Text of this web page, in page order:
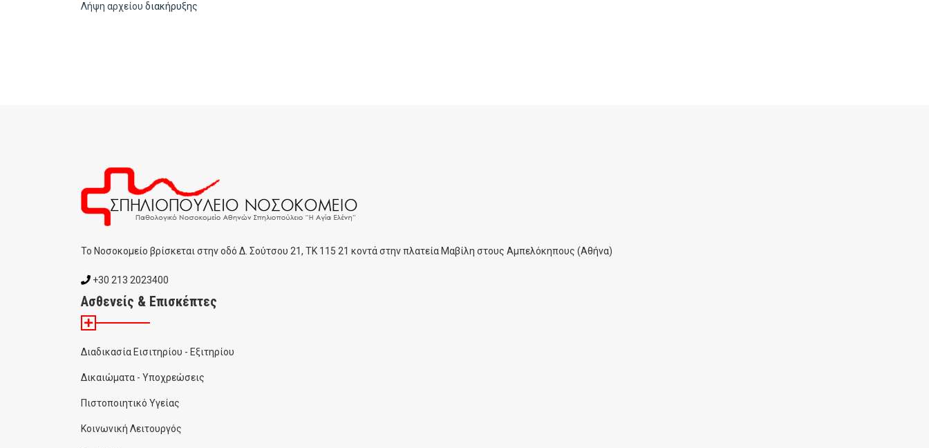
Λήψη αρχείου διακήρυξης
To Noσοκομείο βρίσκεται στην οδό Δ. Σούτσου 21, ΤΚ 115 21 κοντά στην πλατεία Μαβίλη στους Αμπελόκηπους (Αθήνα)
+30 213 2023400
Ασθενείς & Επισκέπτες
Διαδικασία Εισιτηρίου - Εξιτηρίου
Δικαιώματα - Υποχρεώσεις
Πιστοποιητικό Υγείας
Κοινωνική Λειτουργός